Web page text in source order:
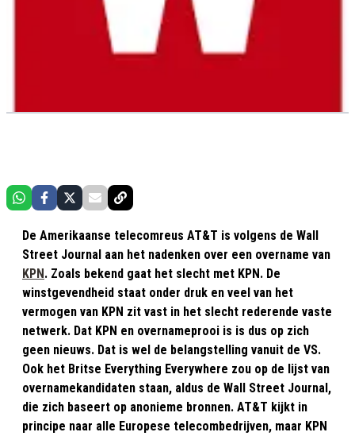
De Amerikaanse telecomreus AT&T is volgens de Wall
Street Journal aan het nadenken over een overname van
KPN. Zoals bekend gaat het slecht met KPN. De
winstgevendheid staat onder druk en veel van het
vermogen van KPN zit vast in het slecht rederende vaste
netwerk. Dat KPN en overnameprooi is is dus op zich
geen nieuws. Dat is wel de belangstelling vanuit de VS.
Ook het Britse Everything Everywhere zou op de lijst van
overnamekandidaten staan, aldus de Wall Street Journal,
die zich baseert op anonieme bronnen. AT&T kijkt in
principe naar alle Europese telecombedrijven, maar KPN